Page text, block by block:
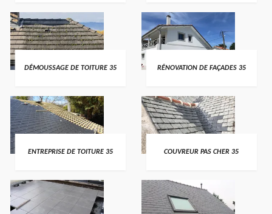
DÉMOUSSAGE DE TOITURE 35 RÉNOVATION DE FAÇADES 35
ENTREPRISE DE TOITURE 35 COUVREUR PAS CHER 35